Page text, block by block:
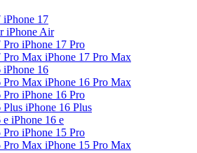
iPhone 17
iPhone Air
iPhone 17 Pro
iPhone 17 Pro Max
iPhone 16
iPhone 16 Pro Max
iPhone 16 Pro
iPhone 16 Plus
iPhone 16 e
iPhone 15 Pro
iPhone 15 Pro Max